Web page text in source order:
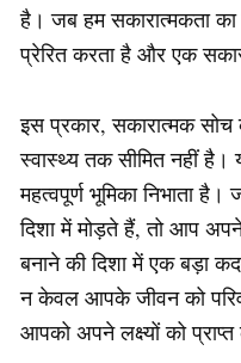
है। जब हम सकारात्मकता का
प्रेरित करता है और एक
इस प्रकार, सकारात्मक
स्वास्थ्य तक सीमित नहीं
महत्वपूर्ण भूमिका निभाता
दिशा में मोड़ते हैं, तो आप
बनाने की दिशा में एक बड़ा
न केवल आपके जीवन को
आपको अपने लक्ष्यों को